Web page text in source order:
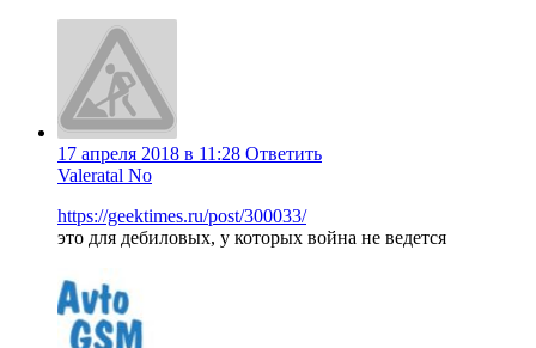
17 апреля 2018 в 11:28 Ответить
Valeratal No
https://geektimes.ru/post/300033/
это для дебиловых, у которых война не ведется